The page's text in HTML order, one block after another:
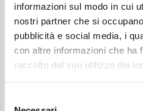
informazioni sul modo in cui
nostri partner che si
pubblicità e social media, i
con altre informazioni che ha
raccolto dal suo utilizzo dei